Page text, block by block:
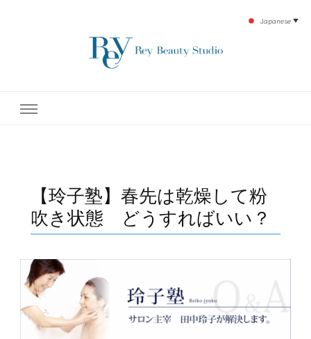
テ開設45年の実績を誇る本格エステだからこそ、お客様が必ず満足してもらえるこ
【玲子塾】春先は乾燥して粉
吹き状態 どうすればいい？
Japanese ▼